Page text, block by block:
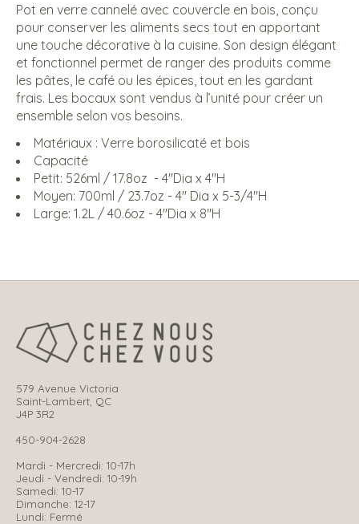
Pot en verre cannelé avec couvercle en bois, conçu
pour conserver les aliments secs tout en apportant
une touche décorative à la cuisine. Son design élégant
et fonctionnel permet de ranger des produits comme
les pâtes, le café ou les épices, tout en les gardant
frais. Les bocaux sont vendus à l’unité pour créer un
ensemble selon vos besoins.
Matériaux : Verre borosilicaté et bois
Capacité
Petit: 526ml / 17.8oz - 4''Dia x 4''H
Moyen: 700ml / 23.7oz - 4'' Dia x 5-3/4''H
Large: 1.2L / 40.6oz - 4''Dia x 8''H
579 Avenue Victoria
Saint-Lambert, QC
J4P 3R2
450-904-2628
Mardi - Mercredi: 10-17h
Jeudi - Vendredi: 10-19h
Samedi: 10-17
Dimanche: 12-17
Lundi: Fermé